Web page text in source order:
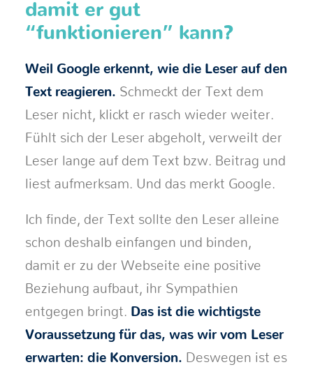
damit er gut
“funktionieren” kann?
Weil Google erkennt, wie die Leser auf den
Text reagieren. Schmeckt der Text dem
Leser nicht, klickt er rasch wieder weiter.
Fühlt sich der Leser abgeholt, verweilt der
Leser lange auf dem Text bzw. Beitrag und
liest aufmerksam. Und das merkt Google.
Ich finde, der Text sollte den Leser alleine
schon deshalb einfangen und binden,
damit er zu der Webseite eine positive
Beziehung aufbaut, ihr Sympathien
entgegen bringt. Das ist die wichtigste
Voraussetzung für das, was wir vom Leser
erwarten: die Konversion. Deswegen ist es